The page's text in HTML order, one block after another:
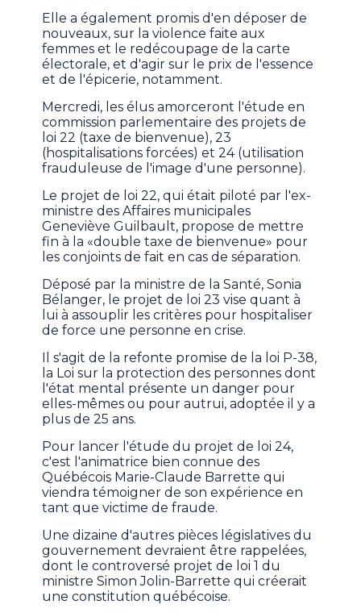
Elle a également promis d'en déposer de
nouveaux, sur la violence faite aux
femmes et le redécoupage de la carte
électorale, et d'agir sur le prix de l'essence
et de l'épicerie, notamment.
Mercredi, les élus amorceront l'étude en
commission parlementaire des projets de
loi 22 (taxe de bienvenue), 23
(hospitalisations forcées) et 24 (utilisation
frauduleuse de l'image d'une personne).
Le projet de loi 22, qui était piloté par l'ex-
ministre des Affaires municipales
Geneviève Guilbault, propose de mettre
fin à la «double taxe de bienvenue» pour
les conjoints de fait en cas de séparation.
Déposé par la ministre de la Santé, Sonia
Bélanger, le projet de loi 23 vise quant à
lui à assouplir les critères pour hospitaliser
de force une personne en crise.
Il s'agit de la refonte promise de la loi P-38,
la Loi sur la protection des personnes dont
l'état mental présente un danger pour
elles-mêmes ou pour autrui, adoptée il y a
plus de 25 ans.
Pour lancer l'étude du projet de loi 24,
c'est l'animatrice bien connue des
Québécois Marie-Claude Barrette qui
viendra témoigner de son expérience en
tant que victime de fraude.
Une dizaine d'autres pièces législatives du
gouvernement devraient être rappelées,
dont le controversé projet de loi 1 du
ministre Simon Jolin-Barrette qui créerait
une constitution québécoise.